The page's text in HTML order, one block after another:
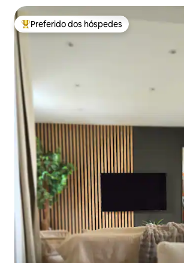
Entre os melhores preferidos dos hóspedes
Preferido dos hóspedes